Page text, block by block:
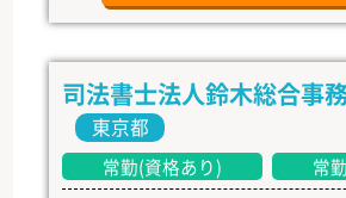
司法書士法人鈴木総合事
東京都
常勤(資格あり) 常